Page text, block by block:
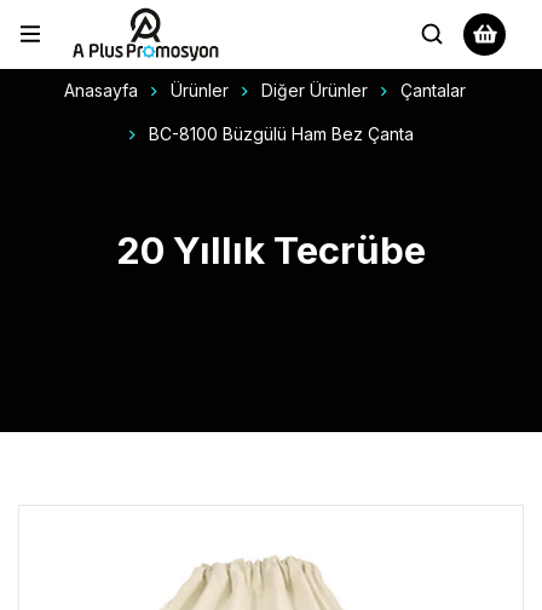
Anasayfa Ürünler Diğer Ürünler Çantalar
BC-8100 Büzgülü Ham Bez Çanta
20 Yıllık Tecrübe